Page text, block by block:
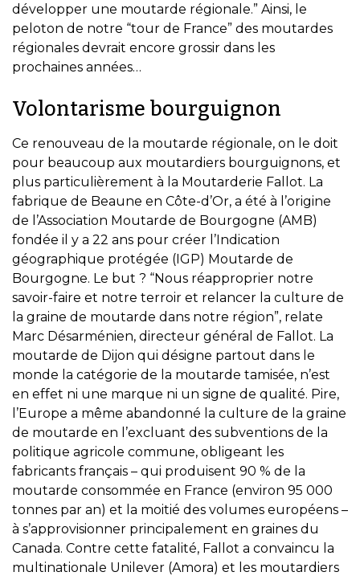
développer une moutarde régionale.” Ainsi, le
peloton de notre “tour de France” des moutardes
régionales devrait encore grossir dans les
prochaines années…
Volontarisme bourguignon
Ce renouveau de la moutarde régionale, on le doit
pour beaucoup aux moutardiers bourguignons, et
plus particulièrement à la Moutarderie Fallot. La
fabrique de Beaune en Côte-d’Or, a été à l’origine
de l’Association Moutarde de Bourgogne (AMB)
fondée il y a 22 ans pour créer l’Indication
géographique protégée (IGP) Moutarde de
Bourgogne. Le but ? “Nous réapproprier notre
savoir-faire et notre terroir et relancer la culture de
la graine de moutarde dans notre région”, relate
Marc Désarménien, directeur général de Fallot. La
moutarde de Dijon qui désigne partout dans le
monde la catégorie de la moutarde tamisée, n’est
en effet ni une marque ni un signe de qualité. Pire,
l’Europe a même abandonné la culture de la graine
de moutarde en l’excluant des subventions de la
politique agricole commune, obligeant les
fabricants français – qui produisent 90 % de la
moutarde consommée en France (environ 95 000
tonnes par an) et la moitié des volumes européens –
à s’approvisionner principalement en graines du
Canada. Contre cette fatalité, Fallot a convaincu la
multinationale Unilever (Amora) et les moutardiers